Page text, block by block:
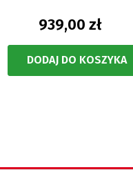
939,00 zł
DODAJ DO KOSZYKA